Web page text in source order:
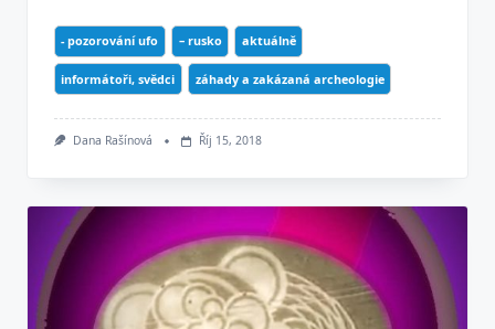
- pozorování ufo – rusko aktuálně
informátoři, svědci záhady a zakázaná archeologie
Dana Rašínová Říj 15, 2018